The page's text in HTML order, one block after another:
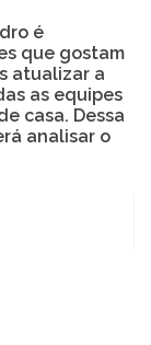
é
que gostam
atualizar a
as equipes
casa. Dessa
analisar o